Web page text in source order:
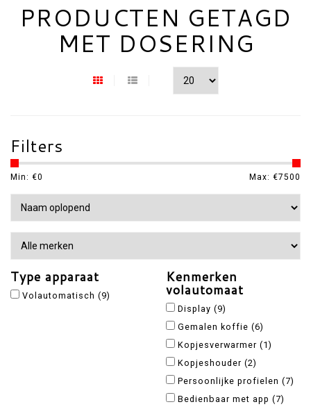
PRODUCTEN GETAGD
MET DOSERING
Filters
Min: €0 Max: €7500
Type apparaat
Volautomatisch (9)
Kenmerken
volautomaat
Display (9)
Gemalen koffie (6)
Kopjesverwarmer (1)
Kopjeshouder (2)
Persoonlijke profielen (7)
Bedienbaar met app (7)